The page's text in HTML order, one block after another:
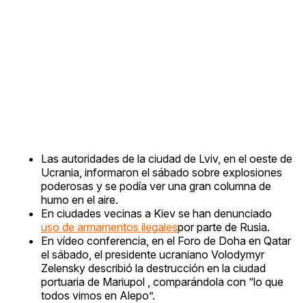
Las autoridades de la ciudad de Lviv, en el oeste de
Ucrania, informaron el sábado sobre explosiones
poderosas y se podía ver una gran columna de
humo en el aire.
En ciudades vecinas a Kiev se han denunciado
uso de armamentos ilegalespor parte de Rusia.
En vídeo conferencia, en el Foro de Doha en Qatar
el sábado, el presidente ucraniano Volodymyr
Zelensky describió la destrucción en la ciudad
portuaria de Mariupol , comparándola con “lo que
todos vimos en Alepo”.